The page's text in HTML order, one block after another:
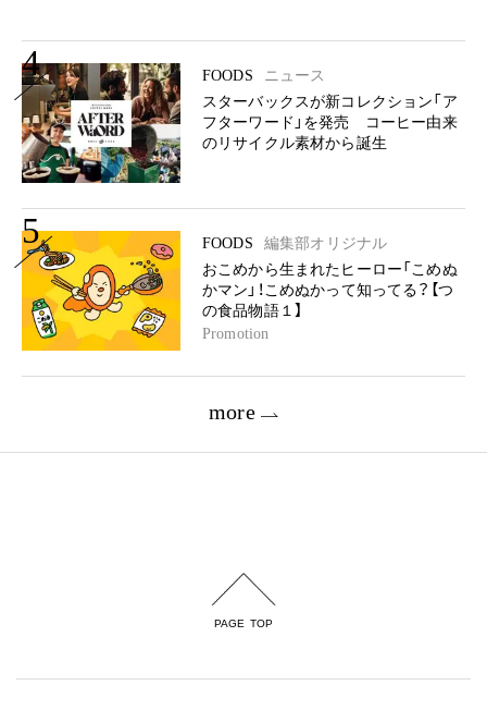
4 FOODS
ニュース
スターバックスが新コレクション「ア
フターワード」を発売 コーヒー由来
のリサイクル素材から誕生
5 FOODS
編集部オリジナル
おこめから生まれたヒーロー「こめぬ
かマン」！こめぬかって知ってる？【つ
の食品物語１】
Promotion
more
PAGE TOP